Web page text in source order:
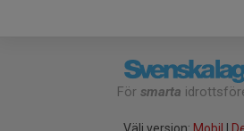
För smarta